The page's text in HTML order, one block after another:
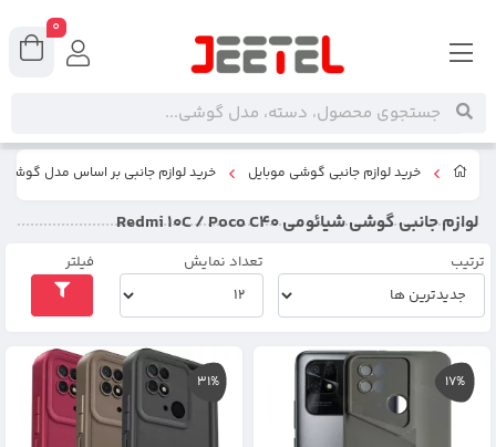
خرید لوازم جانبی گوشی موبایل خرید لوازم جانبی بر اساس مدل گوشی
لوازم جانبی گوشی شیائومی Redmi 10C / Poco C40
ترتیب تعداد نمایش فیلتر
17%
31%
0